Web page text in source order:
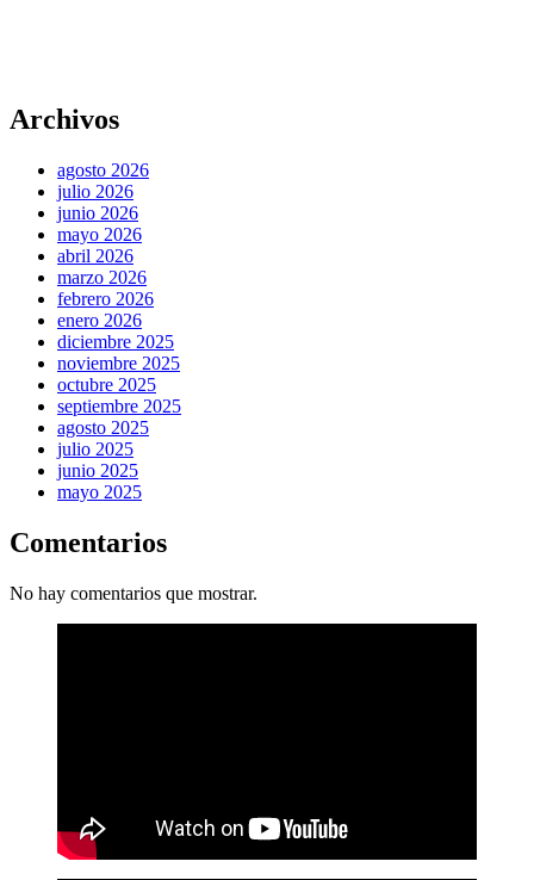
Archivos
agosto 2026
julio 2026
junio 2026
mayo 2026
abril 2026
marzo 2026
febrero 2026
enero 2026
diciembre 2025
noviembre 2025
octubre 2025
septiembre 2025
agosto 2025
julio 2025
junio 2025
mayo 2025
Comentarios
No hay comentarios que mostrar.